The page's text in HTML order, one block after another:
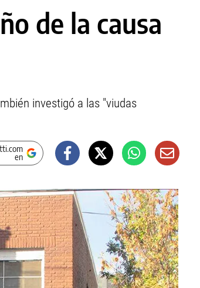
de la causa
investigó a las "viudas
en